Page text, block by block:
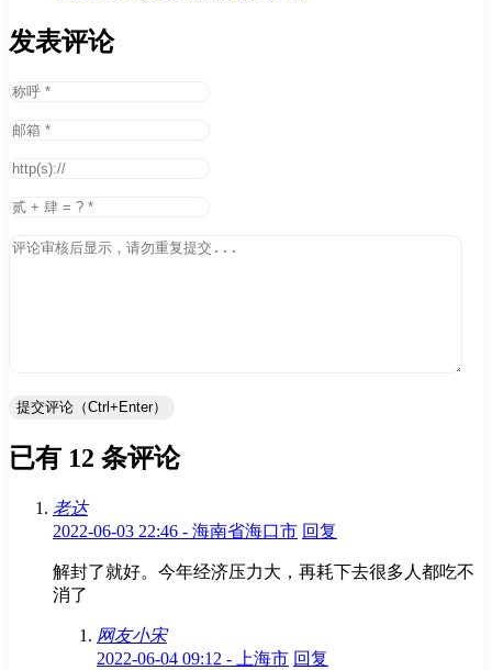
发表评论
提交评论（Ctrl+Enter）
已有 12 条评论
老达
2022-06-03 22:46 - 海南省海口市 回复
解封了就好。今年经济压力大，再耗下去很多人都吃不
消了
网友小宋
2022-06-04 09:12 - 上海市 回复